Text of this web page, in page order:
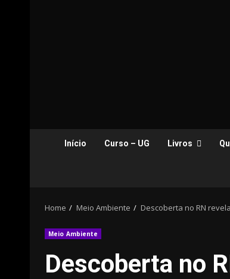
Início Curso – UG Livros
Home Meio Ambiente Descoberta no RN
Meio Ambiente
Descoberta no